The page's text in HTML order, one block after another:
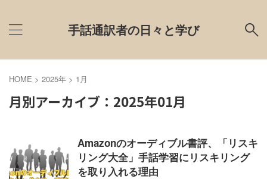
手話通訳者の日々と学び
HOME > 2025年 > 1月
月別アーカイブ：2025年01月
Amazonのオーディブル書評、「リスキ
リング大全」手話学習にリスキリング
を取り入れる理由